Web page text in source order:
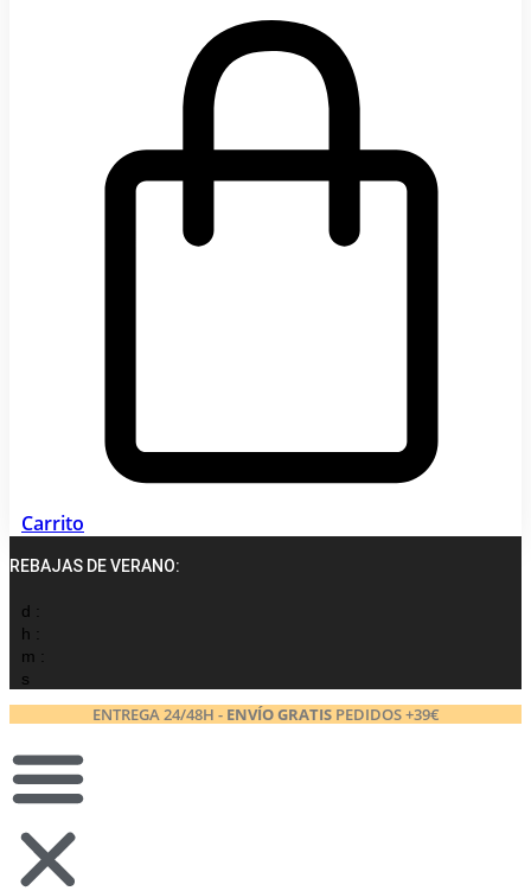
Carrito
REBAJAS DE VERANO:
d :
h :
m :
s
ENTREGA 24/48H - ENVÍO GRATISPEDIDOS +39€